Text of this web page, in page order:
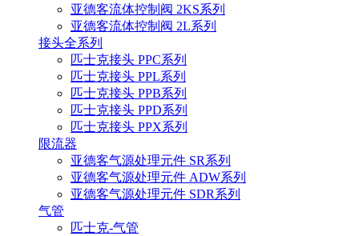
亚德客流体控制阀 2KS系列
亚德客流体控制阀 2L系列
接头全系列
匹士克接头 PPC系列
匹士克接头 PPL系列
匹士克接头 PPB系列
匹士克接头 PPD系列
匹士克接头 PPX系列
限流器
亚德客气源处理元件 SR系列
亚德客气源处理元件 ADW系列
亚德客气源处理元件 SDR系列
气管
匹士克-气管